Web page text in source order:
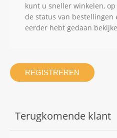
kunt u sneller winkelen,
de status van
eerder hebt gedaan
REGISTREREN
Terugkomende klant